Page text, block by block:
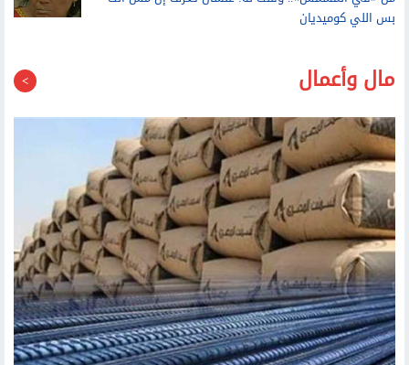
من «في المشمش».. وقلت له: علشان تعرف إن مش أنت
بس اللي كوميديان
مال وأعمال